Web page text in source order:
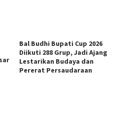
Bal Budhi Bupati Cup 2026
Diikuti 288 Grup, Jadi Ajang
Lestarikan Budaya dan
Pererat Persaudaraan